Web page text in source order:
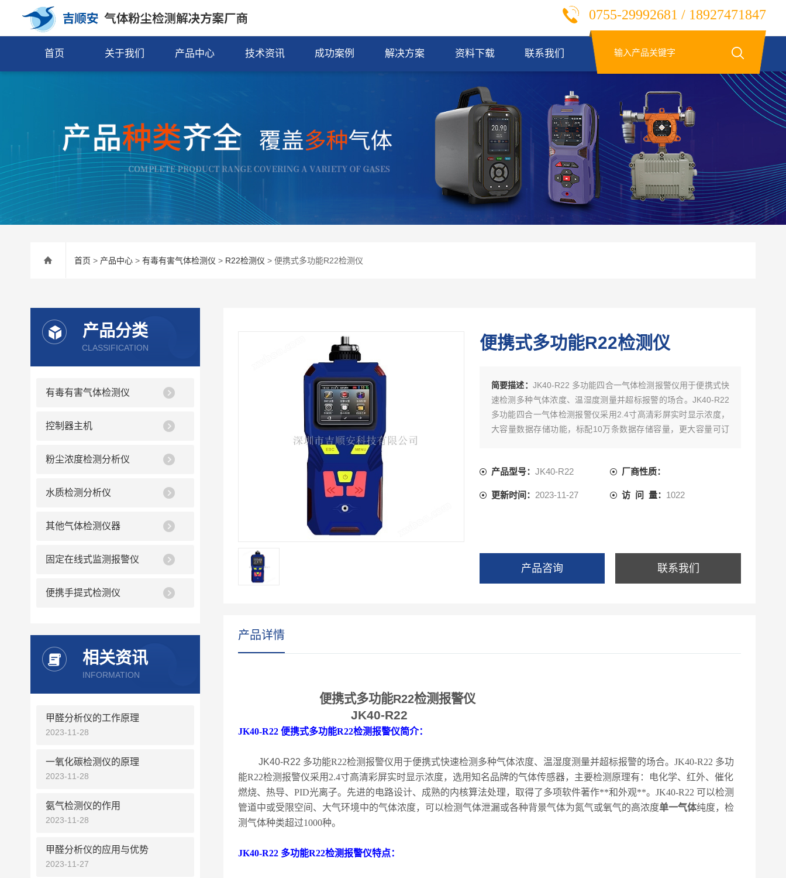
0755-29992681 / 18927471847
首页 关于我们 产品中心 技术资讯 成功案例 解决方案 资料下载 联系我们
首页 > 产品中心 > 有毒有害气体检测仪 > R22检测仪 > 便携式多功能R22检测仪
便携式多功能R22检测仪
简要描述： JK40-R22 多功能四合一气体检测报警仪用于便携式快
速检测多种气体浓度、温湿度测量并超标报警的场合。JK40-R22
多功能四合一气体检测报警仪采用2.4寸高清彩屏实时显示浓度，
大容量数据存储功能，标配10万条数据存储容量，更大容量可订
位机软件分析数据和存储、打印，三种显示模式可切换：同时显示
通道之间自动循环或手动循环可切换 JK40-R22 可以检测管道中或
产品型号： JK40-R22 厂商性质：
更新时间： 2023-11-27 访 问 量： 1022
产品咨询 联系我们
产品详情
便携式多功能R22检测报警仪
JK40-R22
JK40-R22 便携式多功能R22检测报警仪简介：
JK40-R22 多功能R22检测报警仪用于便携式快速检测多种气体浓度、温湿度测量并超标报警的场合。 JK40-R22 多功
能R22检测报警仪采用 2.4寸高清彩屏实时显示浓度，选用知名品牌的气体传感器，主要检测原理有：电化学、红外、催化
燃烧、热导、 PID光离子。先进的电路设计、成熟的内核算法处理，取得了多项软件著作**和外观**。 JK40-R22 可以检测
管道中或受限空间、大气环境中的气体浓度，可以检测气体泄漏或各种背景气体为氮气或氧气的高浓度单一气体纯度，检
测气体种类超过1000种。
JK40-R22 多功能R22检测报警仪特点：
产品分类
CLASSIFICATION
有毒有害气体检测仪
控制器主机
粉尘浓度检测分析仪
水质检测分析仪
其他气体检测仪器
固定在线式监测报警仪
便携手提式检测仪
相关资讯
INFORMATION
甲醛分析仪的工作原理
2023-11-28
一氧化碳检测仪的原理
2023-11-28
氨气检测仪的作用
2023-11-28
甲醛分析仪的应用与优势
2023-11-27